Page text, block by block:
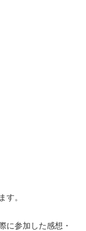
す。
に参加した感想・